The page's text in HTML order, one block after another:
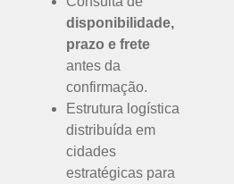
disponibilidade,
prazo e frete
antes da
confirmação.
Estrutura logística
distribuída em
cidades
estratégicas para